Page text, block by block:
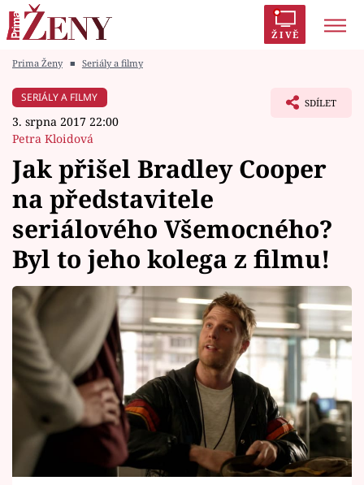
ŽIVĚ
Módní alarm
Témata
Celebrity
Vztahy
Seriály
Horoskopy
Sledujte prima+
Filmový festival Karlovy Vary
Prima Ženy ■ Seriály a filmy
SERIÁLY A FILMY
3. srpna 2017 22:00
Petra Kloidová
SDÍLET
Jak přišel Bradley Cooper
na představitele
seriálového Všemocného?
Byl to jeho kolega z filmu!